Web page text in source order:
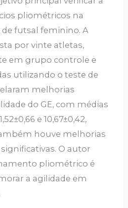
pliométricos na
futsal feminino. A
por vinte atletas,
em grupo controle e
utilizando o teste de
melhorias
do GE, com médias
e 10,67±0,42,
houve melhorias
O autor
pliométrico é
a agilidade em